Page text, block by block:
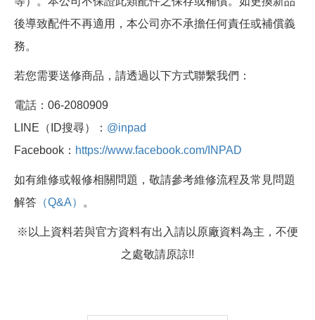
後導致配件不再適用，本公司亦不承擔任何責任或補償義
務。
若您需要送修商品，請透過以下方式聯繫我們：
電話：06-2080909
LINE（ID搜尋）： @inpad
Facebook： https://www.facebook.com/INPAD
如有維修或報修相關問題，敬請參考維修流程及常見問題
解答 （Q&A） 。
※以上資料若與官方資料有出入請以原廠資料為主，不便
之處敬請原諒!!